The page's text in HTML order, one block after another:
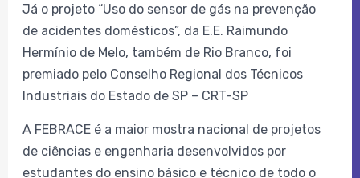
Já o projeto “Uso do sensor de gás na prevenção
de acidentes domésticos”, da E.E. Raimundo
Hermínio de Melo, também de Rio Branco, foi
premiado pelo Conselho Regional dos Técnicos
Industriais do Estado de SP – CRT-SP
A FEBRACE é a maior mostra nacional de projetos
de ciências e engenharia desenvolvidos por
estudantes do ensino básico e técnico de todo o